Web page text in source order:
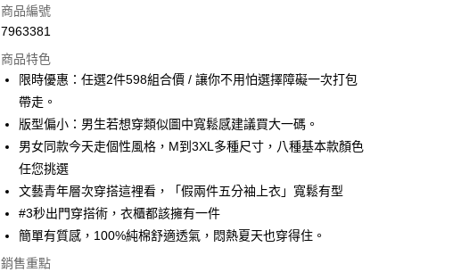
信用卡一次付款
LINE Pay
Apple Pay
街口支付
悠遊付
ATM付款
運送方式
商品編號
7963381
商品特色
限時優惠：任選2件598組合價 / 讓你不用怕選擇障礙一次打包
帶走。
版型偏小：男生若想穿類似圖中寬鬆感建議買大一碼。
男女同款今天走個性風格，M到3XL多種尺寸，八種基本款顏色
任您挑選
文藝青年層次穿搭這裡看，「假兩件五分袖上衣」寬鬆有型
#3秒出門穿搭術，衣櫃都該擁有一件
簡單有質感，100%純棉舒適透氣，悶熱夏天也穿得住。
銷售重點